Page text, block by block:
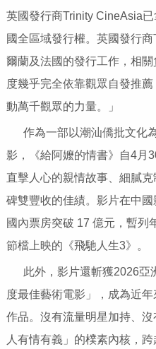
英國發行商Trinity CineAsia
國全區域發行權。英國發行
爾蘭及法國的發行工作，相
度幾乎完全依靠觀眾自發推
動萬千觀眾的力量。」
作為一部以潮汕僑批文化
影，《給阿嬤的情書》自4月
直擊人心的親情故事、細膩
碑雙豐收的佳績。影片在中國
國內票房突破 17 億元，暫列
節檔上映的《飛馳人生3》。
此外，影片還斬獲2026亞
度最佳藝術電影」，成為近
作品。沒有流量明星加持、
人有情有義」的樸素內核，